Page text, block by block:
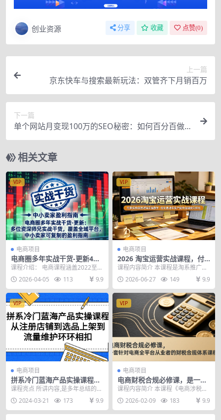
创业资源 分享 收藏 点赞(0)
上一篇
京东快车与搜索最新玩法：双管齐下月销百万
下一篇
单个网站月变现100万的SEO秘密：如何百分百做出
赚钱站点
相关文章
VIP
电商项目
电商圈多年实战干货-更新4
月：多位资深师兄实战干货，
覆盖全域平台，中小卖家可复
制的盈利指南
课程介绍： 电商课程涵盖2022至2
026年实战干货，汇集多位资深师
兄师姐分享，...
2026-04-05 113 9.9
VIP
电商项目
2026 淘宝运营实战课程，付
费投放底层逻辑实操教学，优
化直通车投产提升店铺成交转
化
课程内容简介 本课程是淘系推广工
具专属陪跑营，系统讲解付费投放
底层逻辑与实操搭建...
2026-06-27 149 9.9
VIP
电商项目
拼系冷门蓝海产品实操课程，
从注册店铺到选品上架到流量
课程亮点 所讲内容,是多年总结的实
操经验和运营干货 从注册店铺到选
品上架到流量维...
2024-03-21 173 9.9
VIP
电商项目
电商财税合规必修课，是一套
针对电商全平台从业者的财税
课程内容简介 本课程《电商涉税新
规及电商财税合规方案》是一套针
对电商全平台（含传...
2026-02-09 183 9.9